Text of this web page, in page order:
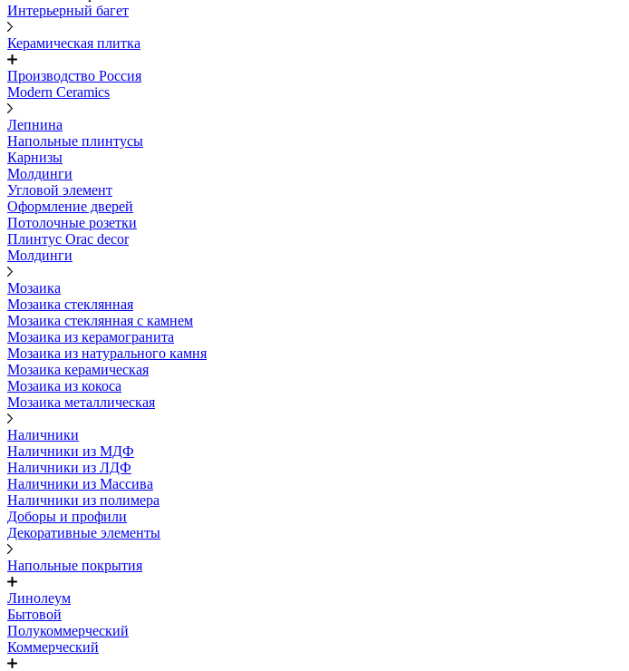
Интерьерный багет
Керамическая плитка
Производство Россия
Modern Ceramics
Лепнина
Напольные плинтусы
Карнизы
Молдинги
Угловой элемент
Оформление дверей
Потолочные розетки
Плинтус Orac decor
Молдинги
Мозаика
Мозаика стеклянная
Мозаика стеклянная с камнем
Мозаика из керамогранита
Мозаика из натурального камня
Мозаика керамическая
Мозаика из кокоса
Мозаика металлическая
Наличники
Наличники из МДФ
Наличники из ЛДФ
Наличники из Массива
Наличники из полимера
Доборы и профили
Декоративные элементы
Напольные покрытия
Линолеум
Бытовой
Полукоммерческий
Коммерческий